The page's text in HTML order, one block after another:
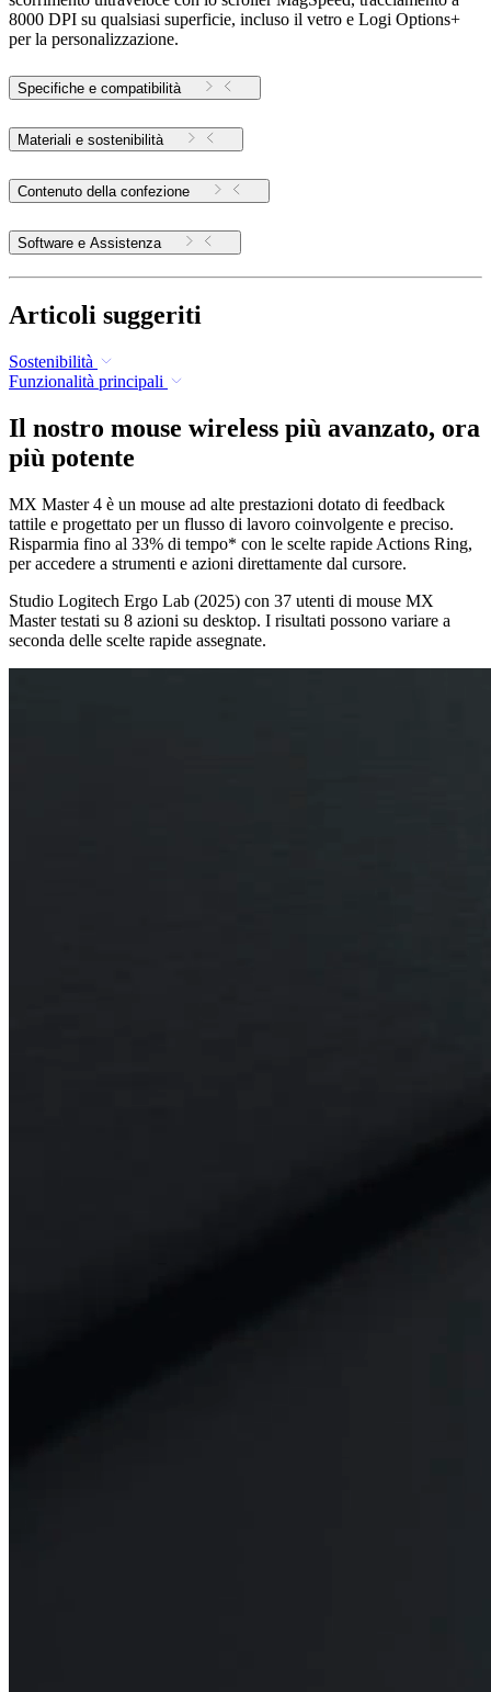
8000 DPI su qualsiasi superficie, incluso il vetro e Logi Options+
per la personalizzazione.
Specifiche e compatibilità
Materiali e sostenibilità
Contenuto della confezione
Software e Assistenza
Articoli suggeriti
Sostenibilità
Funzionalità principali
Il nostro mouse wireless più avanzato, ora
più potente
MX Master 4 è un mouse ad alte prestazioni dotato di feedback
tattile e progettato per un flusso di lavoro coinvolgente e preciso.
Risparmia fino al 33% di tempo* con le scelte rapide Actions Ring,
per accedere a strumenti e azioni direttamente dal cursore.
Studio Logitech Ergo Lab (2025) con 37 utenti di mouse MX
Master testati su 8 azioni su desktop. I risultati possono variare a
seconda delle scelte rapide assegnate.